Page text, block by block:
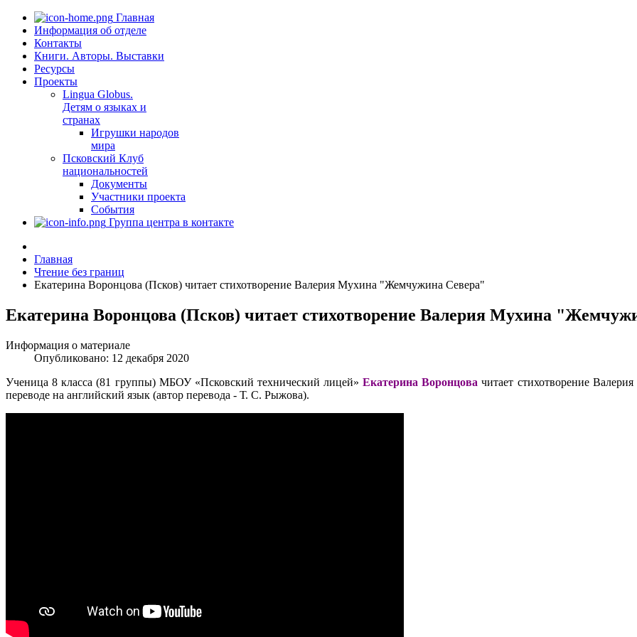
Главная
Информация об отделе
Контакты
Книги. Авторы. Выставки
Ресурсы
Проекты
Lingua Globus.
Детям о языках и
странах
Игрушки народов
мира
Псковский Клуб
национальностей
Документы
Участники проекта
События
Группа центра в контакте
Главная
Чтение без границ
Екатерина Воронцова (Псков) читает стихотворение Валерия Мухина "Жемчужина Севера"
Екатерина Воронцова (Псков) читает стихотворение Валерия Мухина
Информация о материале
Опубликовано: 12 декабря 2020
Ученица 8 класса (81 группы) МБОУ «Псковский технический лицей»Екатерина Воронцова читает стихотворение
переводе на английский язык (автор перевода - Т. С. Рыжова).